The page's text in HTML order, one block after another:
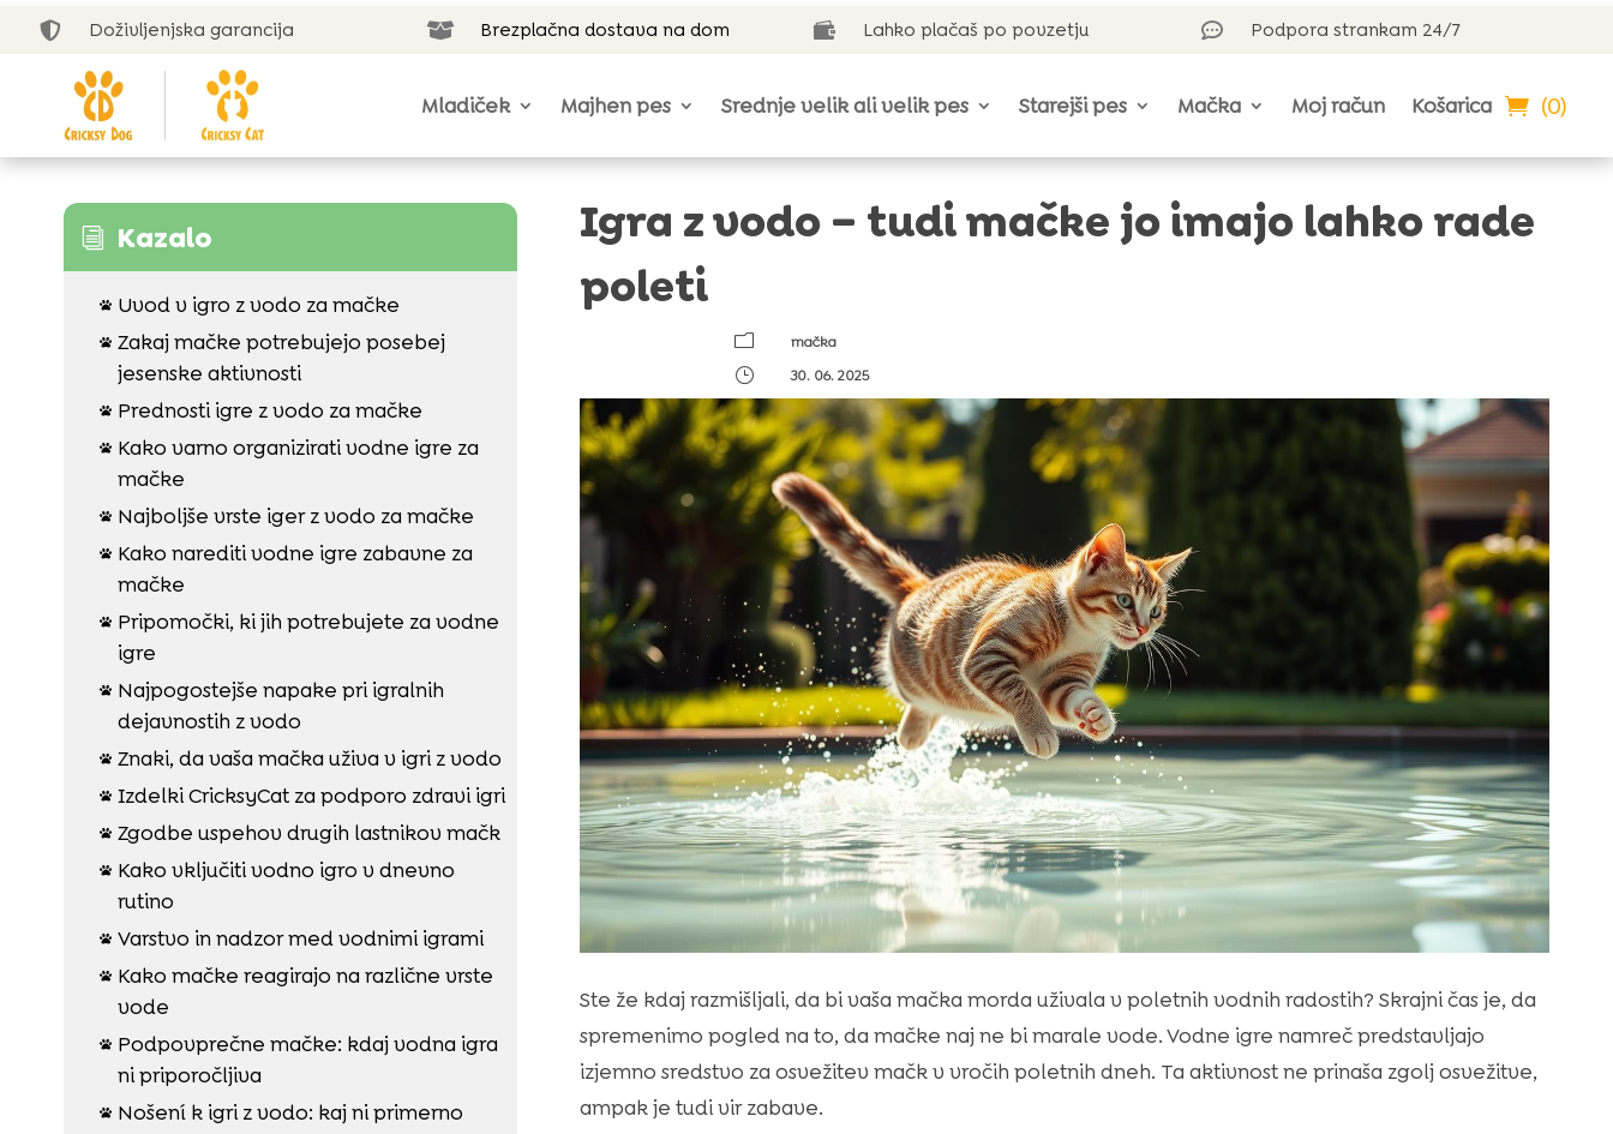
 Doživljenjska garancija  Brezplačna dostava na dom  Lahko plačaš po povzetju  Podpora strankam 24/7
Mladiček Majhen pes Srednje velik ali velik pes Starejši pes Mačka Moj račun Košarica (0)
i Kazalo
 Uvod v igro z vodo za mačke
 Zakaj mačke potrebujejo posebej
jesenske aktivnosti
 Prednosti igre z vodo za mačke

Kako varno organizirati vodne igre za
mačke
 Najboljše vrste iger z vodo za mačke

Kako narediti vodne igre zabavne za
mačke

Pripomočki, ki jih potrebujete za vodne
igre

Najpogostejše napake pri igralnih
dejavnostih z vodo
 Znaki, da vaša mačka uživa v igri z vodo
 Izdelki CricksyCat za podporo zdravi igri
 Zgodbe uspehov drugih lastnikov mačk

Kako vključiti vodno igro v dnevno
rutino
 Varstvo in nadzor med vodnimi igrami

Kako mačke reagirajo na različne vrste
vode

Podpovprečne mačke: kdaj vodna igra
ni priporočljiva
 Nošení k igri z vodo: kaj ni primerno
Igra z vodo – tudi mačke jo imajo lahko rade
poleti
m
mačka
}
30. 06. 2025
Ste že kdaj razmišljali, da bi vaša mačka morda uživala v poletnih vodnih radostih? Skrajni čas je, da
spremenimo pogled na to, da mačke naj ne bi marale vode. Vodne igre namreč predstavljajo
izjemno sredstvo za osvežitev mačk v vročih poletnih dneh. Ta aktivnost ne prinaša zgolj osvežitve,
ampak je tudi vir zabave.